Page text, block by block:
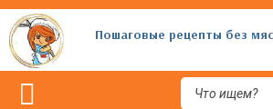
Пошаговые рецепты без